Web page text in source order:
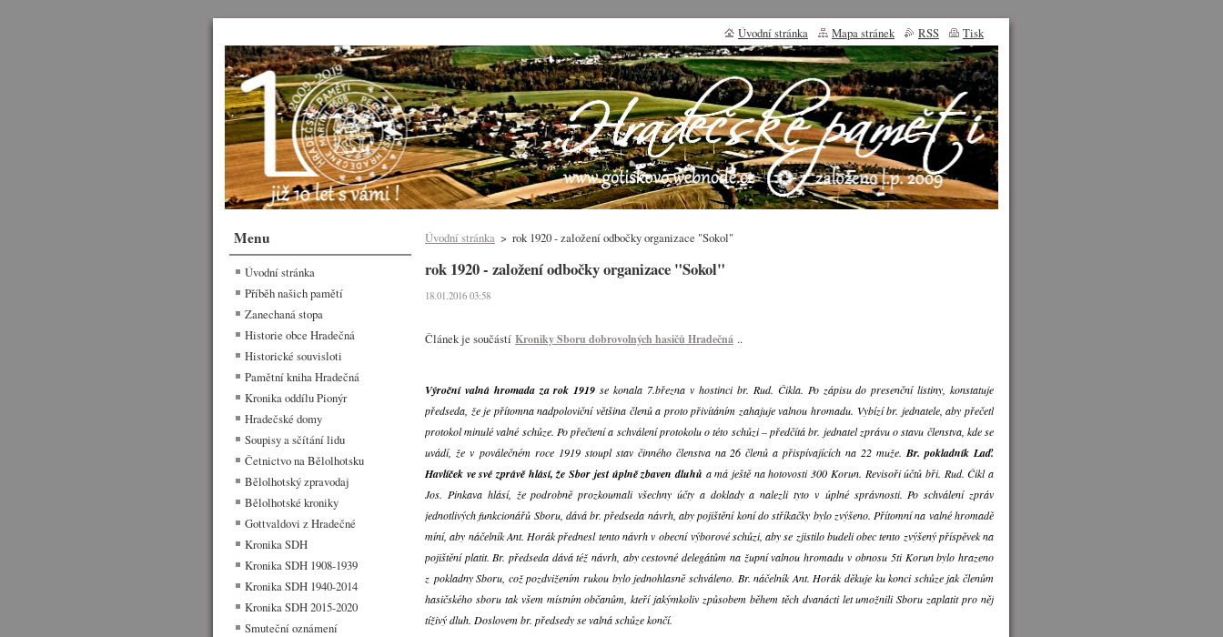
Úvodní stránka > rok 1920 - založení odbočky organizace "Sokol"
rok 1920 - založení odbočky organizace "Sokol"
18.01.2016 03:58
Článek je součástí Kroniky Sboru dobrovolných hasičů Hradečná ..
Výroční valná hromada za rok 1919 se konala 7.března v hostinci br. Rud. Čikla. Po zápisu do presenční listiny, konstatuje
předseda, že je přítomna nadpoloviční většina členů a proto přivítáním zahajuje valnou hromadu. Vybízí br. jednatele, aby přečetl
protokol minulé valné schůze. Po přečtení a schválení protokolu o této schůzi – předčítá br. jednatel zprávu o stavu členstva, kde se
uvádí, že v poválečném roce 1919 stoupl stav činného členstva na 26 členů a přispívajících na 22 muže.Br. pokladník Laď.
Havlíček ve své zprávě hlásí, že Sbor jest úplně zbaven dluhů a má ještě na hotovosti 300 Korun. Revisoři účtů bři. Rud. Čikl a
Jos. Pinkava hlásí, že podrobně prozkoumali všechny účty a doklady a nalezli tyto v úplné správnosti. Po schválení zpráv
jednotlivých funkcionářů Sboru, dává br. předseda návrh, aby pojištění koní do stříkačky bylo zvýšeno. Přítomní na valné hromadě
míní, aby náčelník Ant. Horák přednesl tento návrh v obecní výborové schůzi, aby se zjistilo budeli obec tento zvýšený příspěvek na
pojištění platit. Br. předseda dává též návrh, aby cestovné delegátům na župní valnou hromadu v obnosu 5ti Korun bylo hrazeno
z pokladny Sboru, což pozdvižením rukou bylo jednohlasně schváleno. Br. náčelník Ant. Horák děkuje ku konci schůze jak členům
hasičského sboru tak všem místním občanům, kteří jakýmkoliv způsobem během těch dvanácti let umožnili Sboru zaplatit pro něj
tíživý dluh. Doslovem br. předsedy se valná schůze končí.
Menu
Úvodní stránka
Příběh našich pamětí
Zanechaná stopa
Historie obce Hradečná
Historické souvisloti
Pamětní kniha Hradečná
Kronika oddílu Pionýr
Hradečské domy
Soupisy a sčítání lidu
Četnictvo na Bělolhotsku
Bělolhotský zpravodaj
Bělolhotské kroniky
Gottvaldovi z Hradečné
Kronika SDH
Kronika SDH 1908-1939
Kronika SDH 1940-2014
Kronika SDH 2015-2020
Smuteční oznámení
Úvodní stránka Mapa stránek RSS Tisk